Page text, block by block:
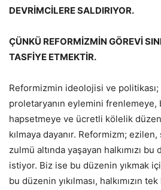
DEVRİMCİLERE SALDIRIYOR.
ÇÜNKÜ REFORMİZMİN GÖREVİ
TASFİYE ETMEKTİR.
Reformizmin ideolojisi ve politikası;
proletaryanın eylemini frenlemeye,
hapsetmeye ve ücretli kölelik
kılmaya dayanır. Reformizm;
zulmü altında yaşayan halkımızı
istiyor. Biz ise bu düzenin yıkmak
bu düzenin yıkılması, halkımızın